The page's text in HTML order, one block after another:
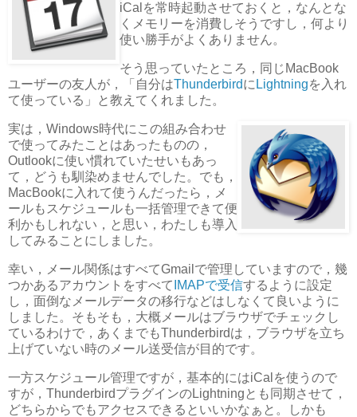
iCalを常時起動させておくと，なんとな
くメモリーを消費しそうですし，何より
使い勝手がよくありません。
そう思っていたところ，同じMacBook
ユーザーの友人が，「自分はThunderbirdに Lightningを入れ
て使っている」と教えてくれました。
実は，Windows時代にこの組み合わせ
で使ってみたことはあったものの，
Outlookに使い慣れていたせいもあっ
て，どうも馴染めませんでした。でも，
MacBookに入れて使うんだったら，メ
ールもスケジュールも一括管理できて便
利かもしれない，と思い，わたしも導入
してみることにしました。
幸い，メール関係はすべてGmailで管理していますので，幾
つかあるアカウントをすべて IMAPで受信するように設定
し，面倒なメールデータの移行などはしなくて良いように
しました。そもそも，大概メールはブラウザでチェックし
ているわけで，あくまでもThunderbirdは，ブラウザを立ち
上げていない時のメール送受信が目的です。
一方スケジュール管理ですが，基本的にはiCalを使うので
すが，ThunderbirdプラグインのLightningとも同期させて，
どちらからでもアクセスできるといいかなぁと。しかも